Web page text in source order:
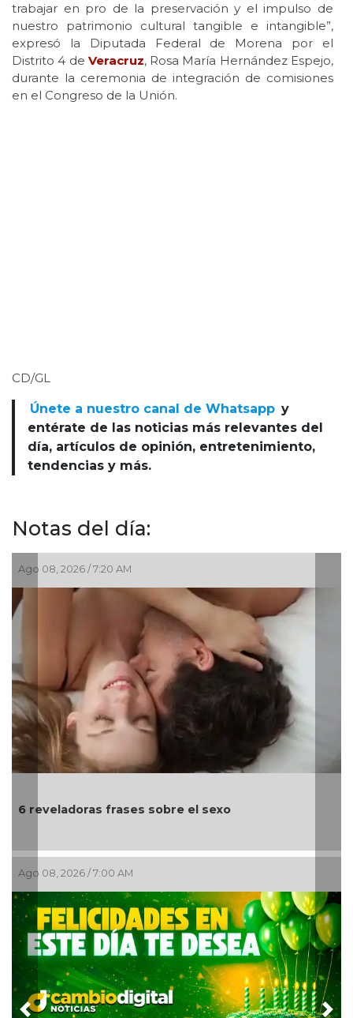
trabajar en pro de la preservación y el impulso de
nuestro patrimonio cultural tangible e intangible”,
expresó la Diputada Federal de Morena por el
Distrito 4 de Veracruz, Rosa María Hernández Espejo,
durante la ceremonia de integración de comisiones
en el Congreso de la Unión.
CD/GL
Únete a nuestro canal de Whatsapp y
entérate de las noticias más relevantes del
día, artículos de opinión, entretenimiento,
tendencias y más.
Notas del día:
AM
frases sobre el sexo
7:00 AM